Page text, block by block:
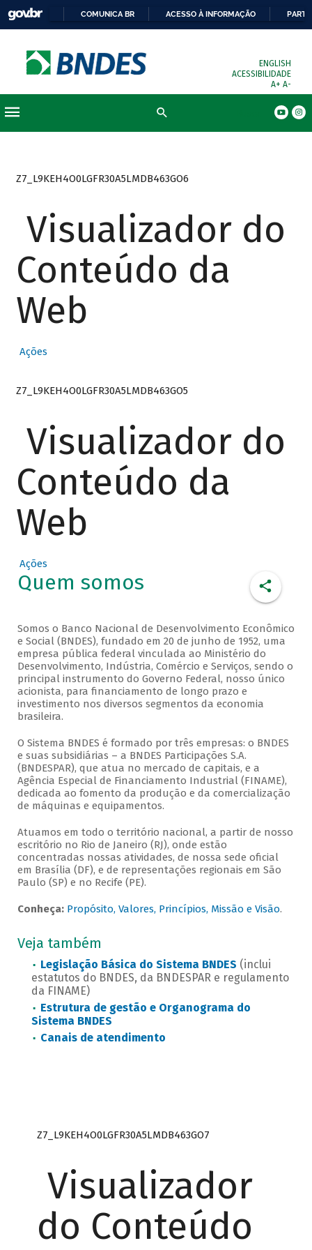
COMUNICA BR ACESSO À INFORMAÇÃO
ENGLISH
ACESSIBILIDADE
A+ A-
Z7_L9KEH4O0LGFR30A5LMDB463GO6
Visualizador do
Conteúdo da
Web
Ações
Z7_L9KEH4O0LGFR30A5LMDB463GO5
Visualizador do
Conteúdo da
Web
Ações
Quem somos
Somos o Banco Nacional de Desenvolvimento Econômico
e Social (BNDES), fundado em 20 de junho de 1952, uma
empresa pública federal vinculada ao Ministério do
Desenvolvimento, Indústria, Comércio e Serviços, sendo o
principal instrumento do Governo Federal, nosso único
acionista, para financiamento de longo prazo e
investimento nos diversos segmentos da economia
brasileira.
O Sistema BNDES é formado por três empresas: o BNDES
e suas subsidiárias – a BNDES Participações S.A.
(BNDESPAR), que atua no mercado de capitais, e a
Agência Especial de Financiamento Industrial (FINAME),
dedicada ao fomento da produção e da comercialização
de máquinas e equipamentos.
Atuamos em todo o território nacional, a partir de nosso
escritório no Rio de Janeiro (RJ), onde estão
concentradas nossas atividades, de nossa sede oficial
em Brasília (DF), e de representações regionais em São
Paulo (SP) e no Recife (PE).
Conheça: Propósito, Valores, Princípios, Missão e Visão.
Veja também
Legislação Básica do Sistema BNDES (inclui
estatutos do BNDES, da BNDESPAR e regulamento
da FINAME)
Estrutura de gestão e Organograma do
Sistema BNDES
Canais de atendimento
Z7_L9KEH4O0LGFR30A5LMDB463GO7
Visualizador
do Conteúdo